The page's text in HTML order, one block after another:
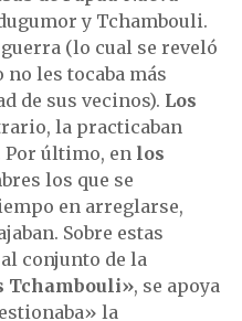
y Tchambouli.
(lo cual se reveló
les tocaba más
de sus vecinos). Los
la practicaban
Por último, en los
los que se
en arreglarse,
Sobre estas
conjunto de la
Tchambouli», se apoya
la